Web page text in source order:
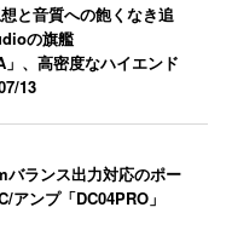
と音質への飽くなき追
の旗艦
」、高密度なハイエンド
13
ランス出力対応のポー
アンプ「DC04PRO」